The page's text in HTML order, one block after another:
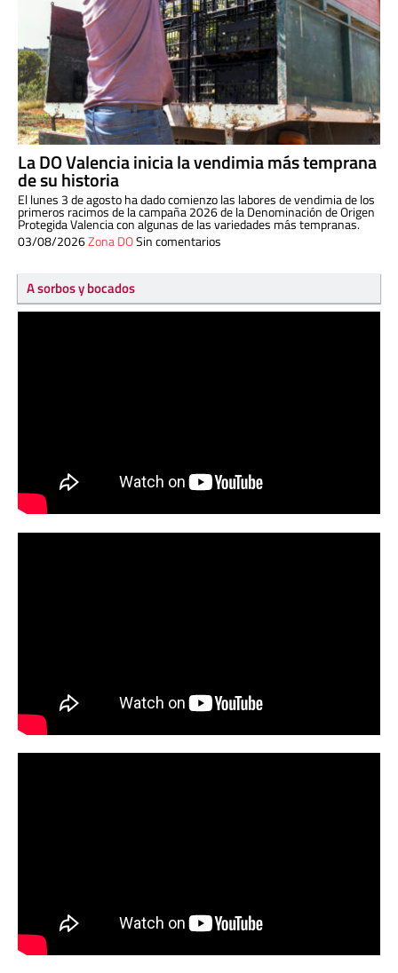
La DO Valencia inicia la vendimia más temprana
de su historia
El lunes 3 de agosto ha dado comienzo las labores de vendimia de los
primeros racimos de la campaña 2026 de la Denominación de Origen
Protegida Valencia con algunas de las variedades más tempranas.
03/08/2026Zona DOSin comentarios
A sorbos y bocados